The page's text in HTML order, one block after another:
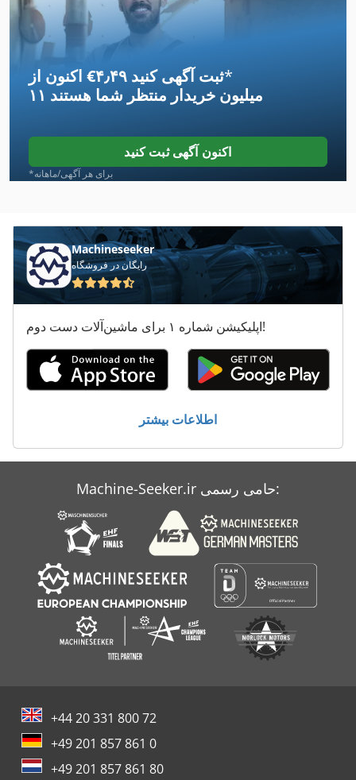
Hainbuch
Hardinge
Hardinge Hlvh
Hbs
Heller Baz
Hpp
Hss
Kaltenbach
Kapema
Maka Cnc
Sunnen Lbb 1699
دستگاه کپی
صفحه هاب
اکنون از ‎€۴٫۴۹ ثبت آگهی کنید*
۱۱ میلیون خریدار منتظر شما هستند
اکنون آگهی ثبت کنید
*برای هر آگهی/ماهانه
Machineseeker
رایگان در فروشگاه
اپلیکیشن شماره ۱ برای ماشین‌آلات دست دوم!
اطلاعات بیشتر
Machine-Seeker.ir حامی رسمی:
+44 20 331 800 72
+49 201 857 861 0
+49 201 857 861 80